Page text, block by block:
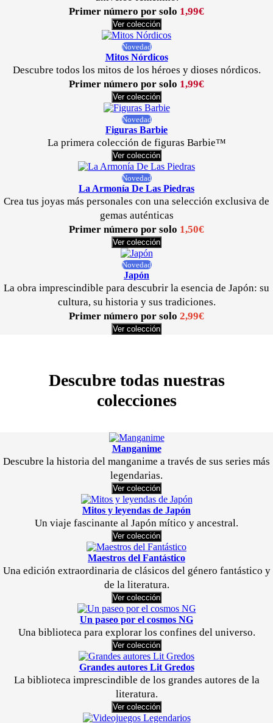
Primer número por solo 1,99€
Ver colección
Novedad
Mitos Nórdicos
Descubre todos los mitos de los héroes y dioses nórdicos.
Primer número por solo 1,99€
Ver colección
Novedad
Figuras Barbie
La primera colección de figuras Barbie™
Ver colección
Novedad
La Armonía De Las Piedras
Crea tus joyas más personales con una selección exclusiva de
gemas auténticas
Primer número por solo 1,50€
Ver colección
Novedad
Japón
La obra imprescindible para descubrir la esencia de Japón: su
cultura, su historia y sus tradiciones.
Primer número por solo 2,99€
Ver colección
Descubre todas nuestras
colecciones
Manganime
Descubre la historia del manganime a través de sus series más
legendarias.
Ver colección
Mitos y leyendas de Japón
Un viaje fascinante al Japón mítico y ancestral.
Ver colección
Maestros del Fantástico
Una edición extraordinaria de clásicos del género fantástico y
de la literatura.
Ver colección
Un paseo por el cosmos NG
Una biblioteca para explorar los confines del universo.
Ver colección
Grandes autores Lit Gredos
La biblioteca imprescindible de los grandes autores de la
literatura.
Ver colección